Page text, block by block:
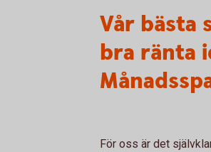
Vår bästa
bra ränta
För oss är det